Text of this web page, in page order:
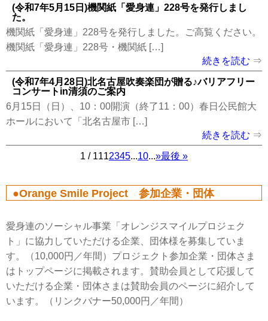
(令和7年5月15日)機関紙「愛身連」228号を発行しまし
た。
機関紙「愛身連」228号を発行しました。ご高覧ください。
機関紙「愛身連」228号・機関紙 […]
続きを読む
(令和7年4月28日)北名古屋吹奏楽団が贈る♪バリアフリー
コンサートin清須のご案内
6月15日（日）、10：00開演（終了11：00）春日公民館大
ホールにおいて「北名古屋市 […]
続きを読む
1 / 1112345...10...»最後 »
Orange Smile Project 参加企業・団体
愛身連のソーシャル事業「オレンジスマイルプロジェク
ト」に協力していただける企業、団体様を募集していま
す。（10,000円／年間）プロジェクト参加企業・団体さま
はトップページに掲載されます。賛助会員として応援して
いただける企業・団体さまは賛助会員のページに紹介して
います。（リンクバナー50,000円／年間）